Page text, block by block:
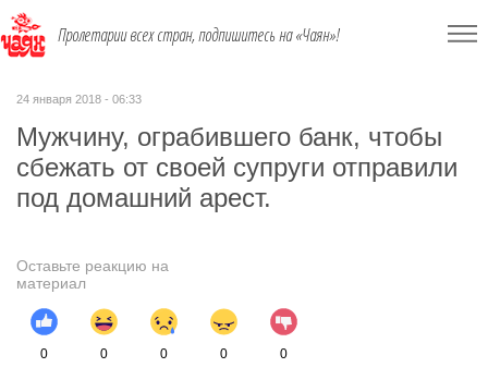
Пролетарии всех стран, подпишитесь на «Чаян»!
24 января 2018 - 06:33
Мужчину, ограбившего банк, чтобы
сбежать от своей супруги отправили
под домашний арест.
Оставьте реакцию на
материал
0 0 0 0 0